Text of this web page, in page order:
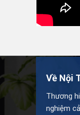
Về Nội
Thương
nghiệm